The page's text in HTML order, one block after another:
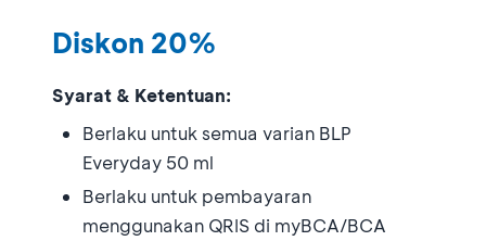
Diskon 20%
Syarat & Ketentuan:
Berlaku untuk semua varian BLP
Everyday 50 ml
Berlaku untuk pembayaran
menggunakan QRIS di myBCA/BCA